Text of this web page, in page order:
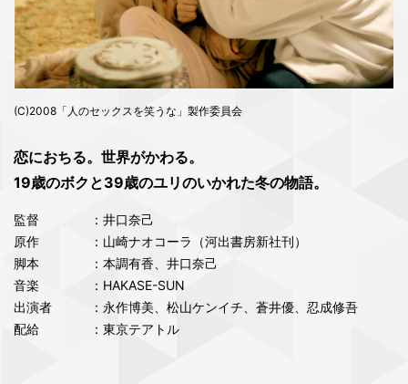
(C)2008「人のセックスを笑うな」製作委員会
恋におちる。世界がかわる。
19歳のボクと39歳のユリのいかれた冬の物語。
監督
：井口奈己
原作
：山崎ナオコーラ（河出書房新社刊）
脚本
：本調有香、井口奈己
音楽
：HAKASE-SUN
出演者
：永作博美、松山ケンイチ、蒼井優、忍成修吾
配給
：東京テアトル